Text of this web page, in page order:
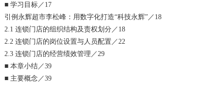
■ 学习目标／17
引例永辉超市李松峰：用数字化打造“科技永辉”／18
2.1 连锁门店的组织结构及责权划分／18
2.2 连锁门店的岗位设置与人员配置／22
2.3 连锁门店的经营绩效管理／29
■ 本章小结／39
■ 主要概念／39